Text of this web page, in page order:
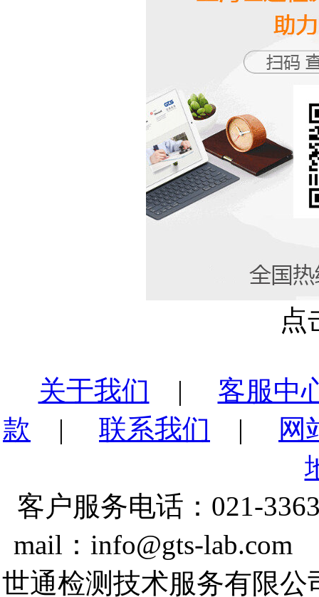
点
关于我们 | 客服中
款 | 联系我们 |
网
客户服务电话：021-
mail：info@gts-
世通检测技术服务有限